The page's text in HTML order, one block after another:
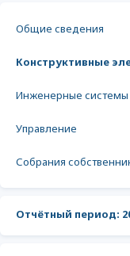
Общие сведения
Конструктивные
Инженерные системы
Управление
Собрания
Отчётный период: